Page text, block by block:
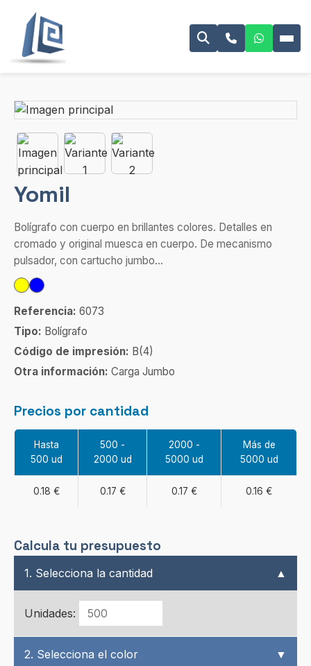
Yomil
Bolígrafo con cuerpo en brillantes colores. Detalles en
cromado y original muesca en cuerpo. De mecanismo
pulsador, con cartucho jumbo...
Referencia: 6073
Tipo: Bolígrafo
Código de impresión: B(4)
Otra información: Carga Jumbo
Precios por cantidad
Hasta
500 ud
500 -
2000 ud
2000 -
5000 ud
Más de
5000 ud
0.18 € 0.17 € 0.17 € 0.16 €
Calcula tu presupuesto
1. Selecciona la cantidad ▲
Unidades:
2. Selecciona el color ▼